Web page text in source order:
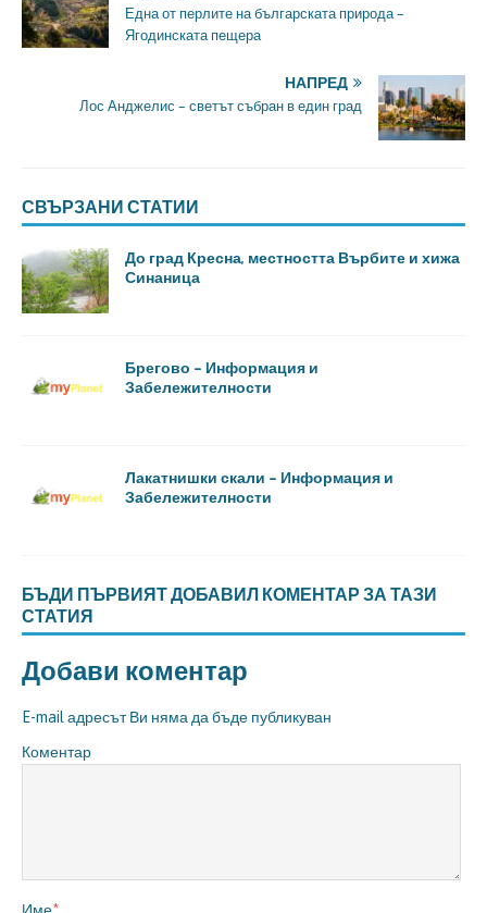
Една от перлите на българската природа –
Ягодинската пещера
НАПРЕД
Лос Анджелис – светът събран в един град
СВЪРЗАНИ СТАТИИ
До град Кресна, местността Върбите и хижа
Синаница
Брегово – Информация и
Забележителности
Лакатнишки скали – Информация и
Забележителности
БЪДИ ПЪРВИЯТ ДОБАВИЛ КОМЕНТАР ЗА ТАЗИ
СТАТИЯ
Добави коментар
E-mail адресът Ви няма да бъде публикуван
Коментар